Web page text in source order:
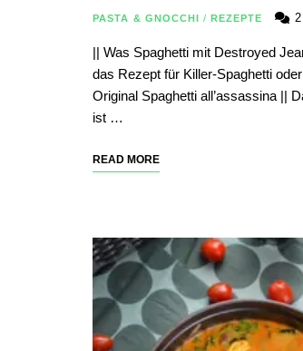
PASTA & GNOCCHI / REZEPTE 2
|| Was Spaghetti mit Destroyed
das Rezept für Killer-Spaghetti
Original Spaghetti all’assassina ||
ist …
READ MORE